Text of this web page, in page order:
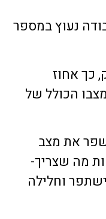
נעוץ במספר
כך אחוז
הכולל של
את מצב
מה שצריך-
וחלילה